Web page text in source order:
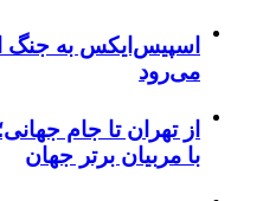
اسپیس‌ایکس به جنگ
می‌رود
از تهران تا جام
با مربیان برتر جهان